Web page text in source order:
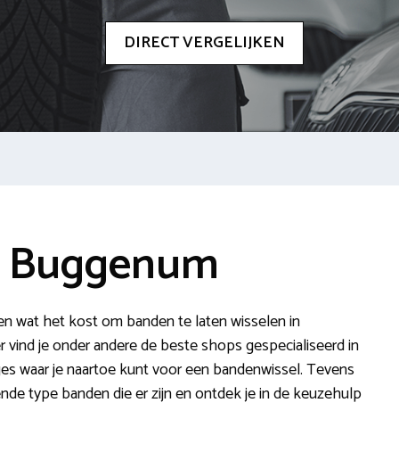
DIRECT VERGELIJKEN
wat het kost om banden te laten wisselen in
je onder andere de beste shops gespecialiseerd in
waar je naartoe kunt voor een bandenwissel. Tevens
type banden die er zijn en ontdek je in de keuzehulp